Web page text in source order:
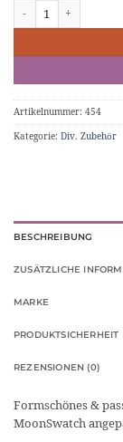
Artikelnummer: 454
Kategorie: Div. Zubehör
BESCHREIBUNG
ZUSÄTZLICHE
MARKE
PRODUKTSICHERHEIT
REZENSIONEN (0)
Formschönes &
MoonSwatch